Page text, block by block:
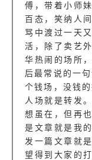
傅，带着小师
百态，笑纳人
骂中渡过一天
活，除了卖艺
华热闹的场所
后最常说的一
个钱场，没钱
人场就是转发
想虽在，但再
是文章就是我
发一篇文章就
望得到大家的